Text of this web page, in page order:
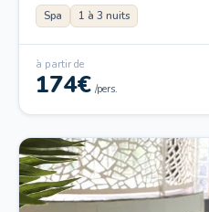
Spa 1 à 3 nuits
à partir de
174€ /pers.